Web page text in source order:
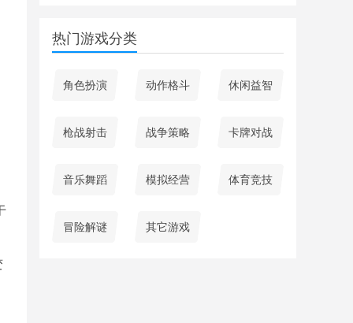
热门游戏分类
角色扮演 动作格斗 休闲益智
枪战射击 战争策略 卡牌对战
音乐舞蹈 模拟经营 体育竞技
冒险解谜 其它游戏